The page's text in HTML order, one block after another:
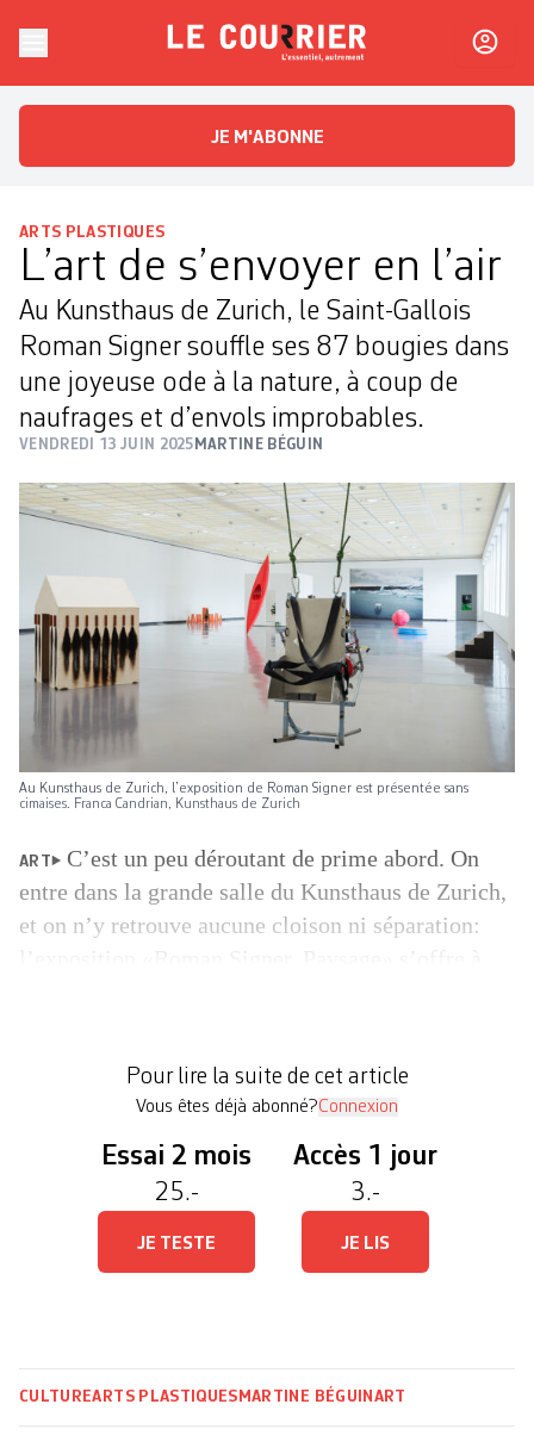
Le CourrierL'essentiel, autrement
JE M'ABONNE
ARTS PLASTIQUES
L’art de s’envoyer en l’air
Au Kunsthaus de Zurich, le Saint-Gallois
Roman Signer souffle ses 87 bougies dans
une joyeuse ode à la nature, à coup de
naufrages et d’envols improbables.
VENDREDI 13 JUIN 2025 MARTINE BÉGUIN
Au Kunsthaus de Zurich, l’exposition de Roman Signer est présentée sans
cimaises. Franca Candrian, Kunsthaus de Zurich
ART
C’est un peu déroutant de prime abord. On
entre dans la grande salle du Kunsthaus de Zurich,
et on n’y ­retrouve aucune cloison ni séparation:
Pour lire la suite de cet article
Vous êtes déjà abonné?Connexion
Essai 2 mois
25.-
JE TESTE
Accès 1 jour
3.-
JE LIS
CULTUREARTS PLASTIQUES MARTINE BÉGUIN ART